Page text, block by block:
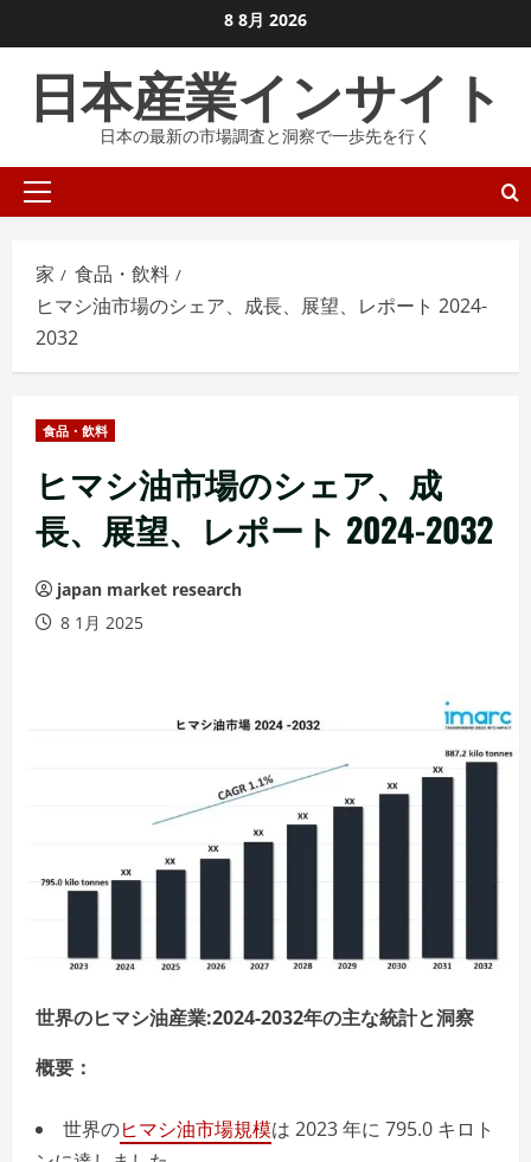
ン
に
ま
8 8月 2026
日本産業インサイト
日本の最新の市場調査と洞察で一歩先を行く
プ
イ
リ
メ
ー
家
食品・飲料
ヒマシ油市場のシェア、成長、展望、レポート 2024-
2032
食品・飲料
ヒマシ油市場のシェア、成
長、展望、レポート 2024-2032
japan market research
8 1月 2025
世界のヒマシ油産業:2024-2032年の主な統計と洞察
概要：
世界のヒマシ油市場規模は 2023 年に 795.0 キロト